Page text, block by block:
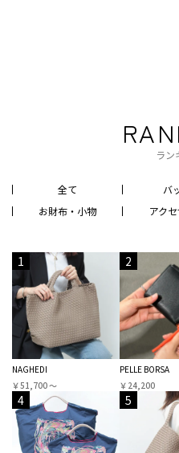
ラン
全て バ
お財布・小物
アク
1
NAGHEDI
￥51,700 〜
2
PELLE BORSA
￥24,200
4 5